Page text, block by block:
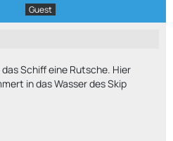
Guest
Schiff eine Rutsche. Hier
in das Wasser des Skip